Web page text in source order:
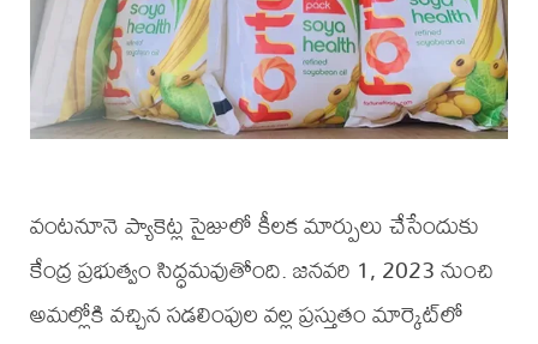
వంటనూనె ప్యాకెట్ల సైజులో కీలక మార్పులు చేసేందుకు
కేంద్ర ప్రభుత్వం సిద్ధమవుతోంది. జనవరి 1, 2023 నుంచి
అమల్లోకి వచ్చిన సడలింపుల వల్ల ప్రస్తుతం మార్కెట్‌లో